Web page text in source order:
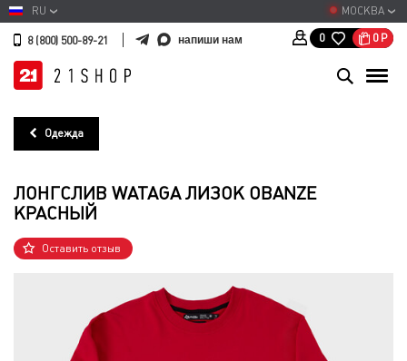
МОСКВА
RU
8 (800) 500-89-21 напиши нам 0 0 Р
Одежда
ЛОНГСЛИВ WATAGA ЛИЗОК OBANZE
КРАСНЫЙ
Оставить отзыв